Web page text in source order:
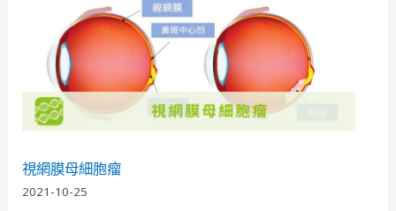
視網膜母細胞瘤
2021-10-25